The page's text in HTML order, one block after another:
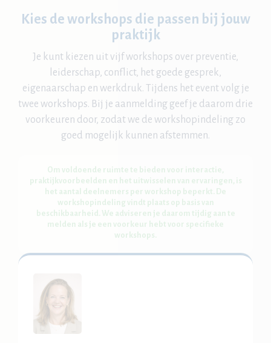
Kies de workshops die passen bij jouw
praktijk
Je kunt kiezen uit vijf workshops over preventie,
leiderschap, conflict, het goede gesprek,
eigenaarschap en werkdruk. Tijdens het event volg je
twee workshops. Bij je aanmelding geef je daarom drie
voorkeuren door, zodat we de workshopindeling zo
goed mogelijk kunnen afstemmen.
Om voldoende ruimte te bieden voor interactie,
praktijkvoorbeelden en het uitwisselen van ervaringen, is
het aantal deelnemers per workshop beperkt. De
workshopindeling vindt plaats op basis van
beschikbaarheid. We adviseren je daarom tijdig aan te
melden als je een voorkeur hebt voor specifieke
workshops.